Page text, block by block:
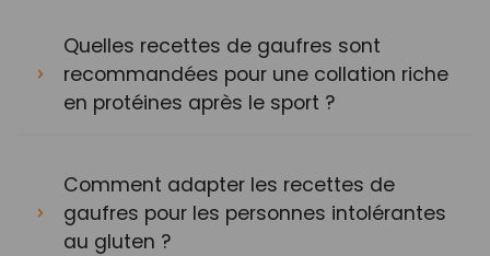
Quelles recettes de gaufres sont
recommandées pour une collation riche
en protéines après le sport ?
Comment adapter les recettes de
gaufres pour les personnes intolérantes
au gluten ?